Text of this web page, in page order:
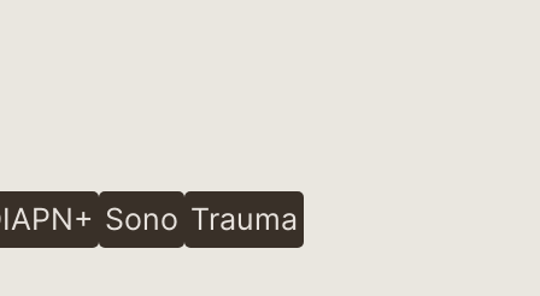
Sono Trauma